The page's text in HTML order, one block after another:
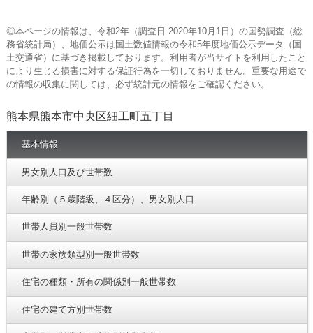
◎本ページの情報は、令和2年（調査日 2020年10月1日）の国勢調査（総
務省統計局）、地価公示は国土数値情報の令和5年度地価公示データ（国
土交通省）に基づき掲載しております。利用者が当サイトを利用したこと
により生じる損害に対する保証行為を一切しておりません。重要な用途で
の情報の収集に関しては、必ず統計元の情報をご確認ください。
熊本県熊本市中央区細工町五丁目
基本情報
男女別人口及び世帯数
年齢別（５歳階級、４区分）、男女別人口
世帯人員別一般世帯数
世帯の家族類型別一般世帯数
住宅の種類・所有の関係別一般世帯数
住宅の建て方別世帯数